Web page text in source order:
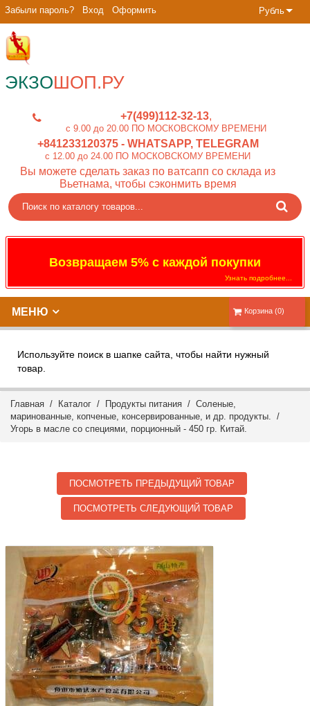
Рубль
Забыли пароль? Вход Оформить
ЭКЗОШОП.РУ
+7(499)112-32-13
c 9.00 до 20.00 ПО МОСКОВСКОМУ ВРЕМЕНИ
+841233120375- WHATSAPP, TELEGRAM
c 12.00 до 24.00 ПО МОСКОВСКОМУ ВРЕМЕНИ
Вы можете сделать заказ по ватсапп со склада из
Вьетнама, чтобы сэконмить время
Возвращаем 5% с каждой покупки
Узнать подробнее...
Корзина (0)
МЕНЮ
Используйте поиск в шапке сайта, чтобы найти нужный
товар.
Главная / Каталог / Продукты питания / Соленые,
маринованные, копченые, консервированные, и др. продукты. /
Угорь в масле со специями, порционный - 450 гр. Китай.
ПОСМОТРЕТЬ ПРЕДЫДУЩИЙ ТОВАР
ПОСМОТРЕТЬ СЛЕДУЮЩИЙ ТОВАР